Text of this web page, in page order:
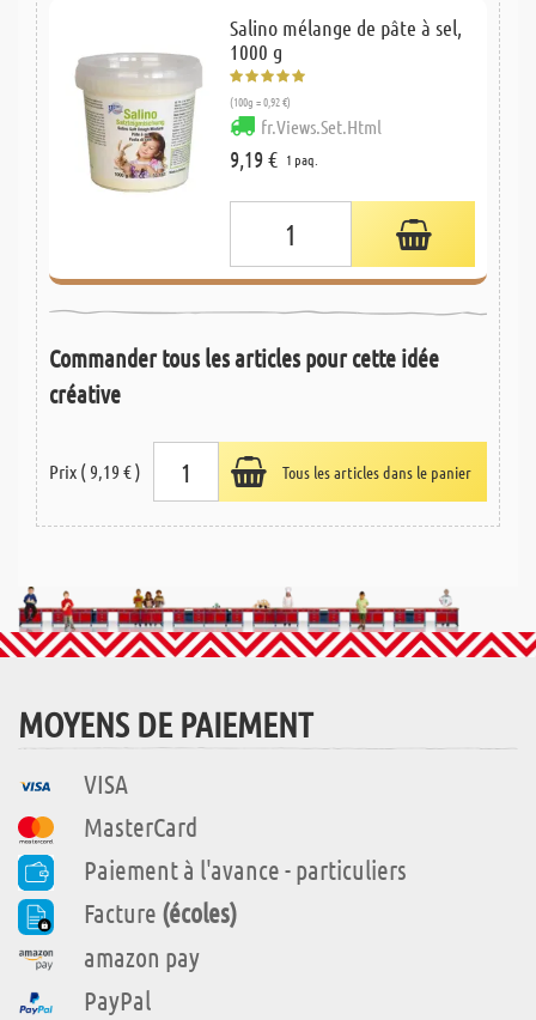
Salino mélange de pâte à sel,
1000 g
(100g = 0,92 €)
fr.Views.Set.Html
9,19 € 1 paq.
Commander tous les articles pour cette idée
créative
Prix ( 9,19 € ) Tous les articles dans le panier
MOYENS DE PAIEMENT
VISA
MasterCard
Paiement à l'avance - particuliers
Facture (écoles)
amazon pay
PayPal